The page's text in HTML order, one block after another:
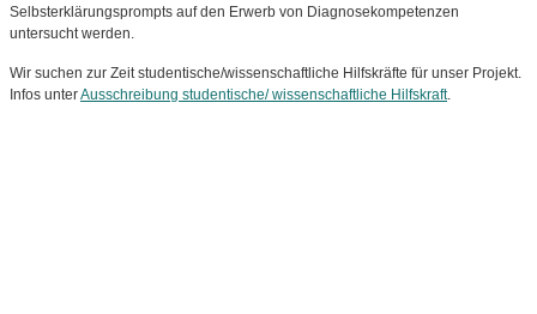
Selbsterklärungsprompts auf den Erwerb von Diagnosekompetenzen
untersucht werden.
Wir suchen zur Zeit studentische/wissenschaftliche Hilfskräfte für unser Projekt.
Infos unterAusschreibung studentische/ wissenschaftliche Hilfskraft.